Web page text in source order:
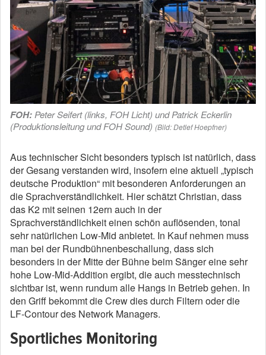
FOH: Peter Seifert (links, FOH Licht) und Patrick Eckerlin
(Produktionsleitung und FOH Sound) (Bild: Detlef Hoepfner)
Aus technischer Sicht besonders typisch ist natürlich, dass
der Gesang verstanden wird, insofern eine aktuell „typisch
deutsche Produktion“ mit besonderen Anforderungen an
die Sprachverständlichkeit. Hier schätzt Christian, dass
das K2 mit seinen 12ern auch in der
Sprachverständlichkeit einen schön auflösenden, tonal
sehr natürlichen Low-Mid anbietet. In Kauf nehmen muss
man bei der Rundbühnenbeschallung, dass sich
besonders in der Mitte der Bühne beim Sänger eine sehr
hohe Low-Mid-Addition ergibt, die auch messtechnisch
sichtbar ist, wenn rundum alle Hangs in Betrieb gehen. In
den Griff bekommt die Crew dies durch Filtern oder die
LF-Contour des Network Managers.
Sportliches Monitoring